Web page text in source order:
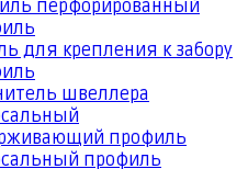
перфорированный
для крепления к забору
швеллера
профиль
профиль